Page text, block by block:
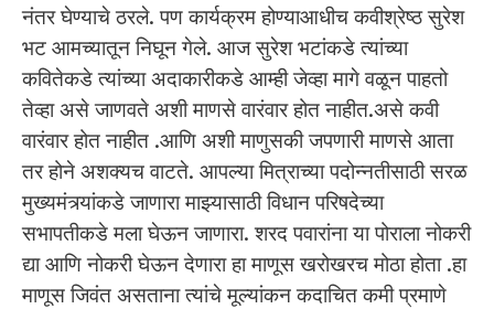
नंतर घेण्याचे ठरले. पण कार्यक्रम होण्याआधीच कवीश्रेष्ठ सुरेश
भट आमच्यातून निघून गेले. आज सुरेश भटांकडे त्यांच्या
कवितेकडे त्यांच्या अदाकारीकडे आम्ही जेव्हा मागे वळून पाहतो
तेव्हा असे जाणवते अशी माणसे वारंवार होत नाहीत.असे कवी
वारंवार होत नाहीत .आणि अशी माणुसकी जपणारी माणसे आता
तर होने अशक्यच वाटते. आपल्या मित्राच्या पदोन्नतीसाठी सरळ
मुख्यमंत्र्यांकडे जाणारा माझ्यासाठी विधान परिषदेच्या
सभापतीकडे मला घेऊन जाणारा. शरद पवारांना या पोराला नोकरी
द्या आणि नोकरी घेऊन देणारा हा माणूस खरोखरच मोठा होता .हा
माणूस जिवंत असताना त्यांचे मूल्यांकन कदाचित कमी प्रमाणे